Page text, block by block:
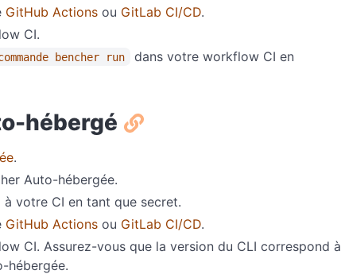
GitHub Actions ou GitLab CI/CD.
CI.
bencher run
dans votre workflow CI en
hébergé
.
Auto-hébergée.
votre CI en tant que secret.
GitHub Actions ou GitLab CI/CD.
CI. Assurez-vous que la version du CLI correspond à
hébergée.